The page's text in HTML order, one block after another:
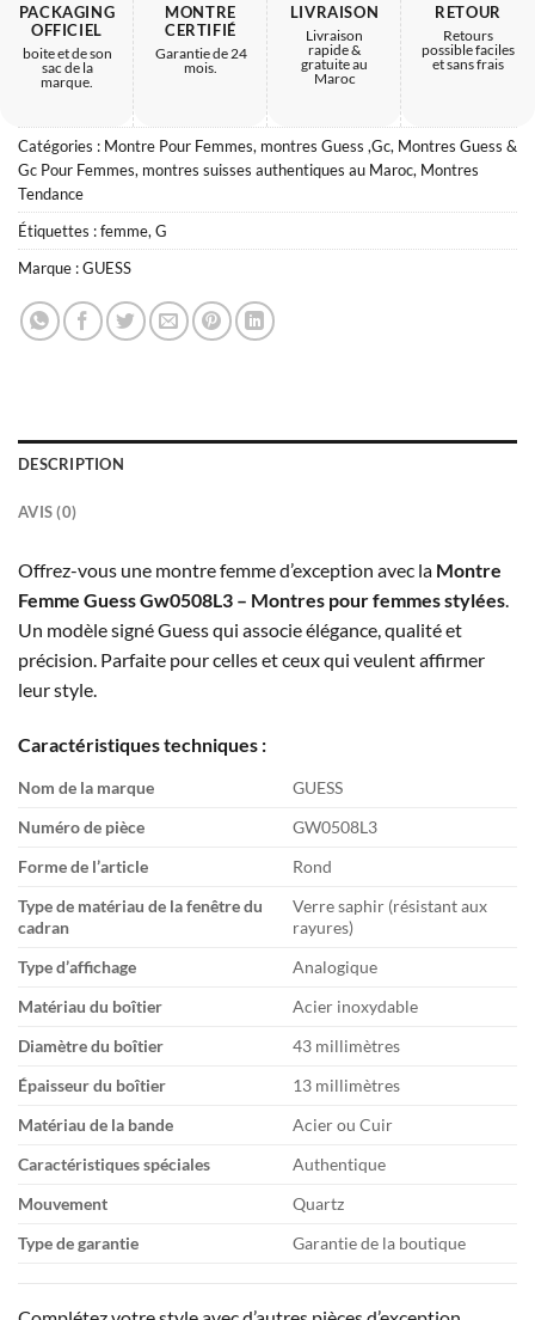
PACKAGING
OFFICIEL
boite et de son
sac de la
marque.
MONTRE
CERTIFIÉ
Garantie de 24
mois.
LIVRAISON
Livraison
rapide &
gratuite au
Maroc
RETOUR
Retours
possible faciles
et sans frais
Catégories : Montre Pour Femmes, montres Guess ,Gc, Montres Guess &
Gc Pour Femmes, montres suisses authentiques au Maroc, Montres
Tendance
Étiquettes :femme, G
Marque :GUESS
DESCRIPTION
AVIS (0)
Offrez-vous une montre femme d’exception avec la Montre
Femme Guess Gw0508L3 – Montres pour femmes stylées.
Un modèle signé Guess qui associe élégance, qualité et
précision. Parfaite pour celles et ceux qui veulent affirmer
leur style.
Caractéristiques techniques :
Nom de la marque
GUESS
Numéro de pièce
GW0508L3
Forme de l’article
Rond
Type de matériau de la fenêtre du
cadran
Verre saphir (résistant aux
rayures)
Type d’affichage
Analogique
Matériau du boîtier
Acier inoxydable
Diamètre du boîtier
43 millimètres
Épaisseur du boîtier
13 millimètres
Matériau de la bande
Acier ou Cuir
Caractéristiques spéciales
Authentique
Mouvement
Quartz
Type de garantie
Garantie de la boutique